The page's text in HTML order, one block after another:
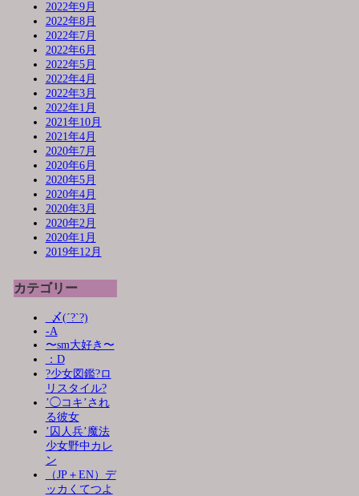
2022年9月
2022年8月
2022年7月
2022年6月
2022年5月
2022年4月
2022年3月
2022年1月
2021年10月
2021年4月
2020年7月
2020年6月
2020年5月
2020年4月
2020年3月
2020年2月
2020年1月
2019年12月
カテゴリー
_〆(´?`?)
-A
〜sm大好き〜
：D
?少女図鑑?ロ
リスタイル?
’◯コキ’され
る彼女
’囚人兵’魔法
少女野中カレ
ン
（JP＋EN）デ
ッカくてつよ